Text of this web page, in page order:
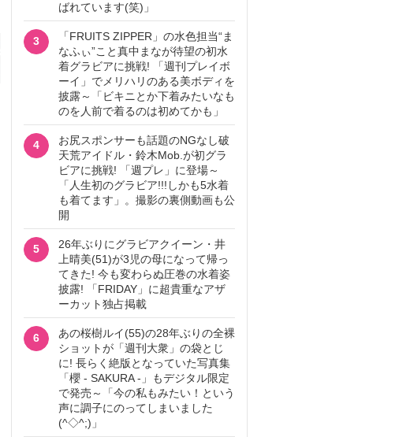
ばれています(笑)」
3
「FRUITS ZIPPER」の水色担当“ま
なふぃ”こと真中まなが待望の初水
着グラビアに挑戦! 「週刊プレイボ
ーイ」でメリハリのある美ボディを
披露～「ビキニとか下着みたいなも
のを人前で着るのは初めてかも」
4
お尻スポンサーも話題のNGなし破
天荒アイドル・鈴木Mob.が初グラ
ビアに挑戦! 「週プレ」に登場～
「人生初のグラビア!!!しかも5水着
も着てます」。撮影の裏側動画も公
開
5
26年ぶりにグラビアクイーン・井
上晴美(51)が3児の母になって帰っ
てきた! 今も変わらぬ圧巻の水着姿
披露! 「FRIDAY」に超貴重なアザ
ーカット独占掲載
6
あの桜樹ルイ(55)の28年ぶりの全裸
ショットが「週刊大衆」の袋とじ
に! 長らく絶版となっていた写真集
「櫻 - SAKURA -」もデジタル限定
で発売～「今の私もみたい！という
声に調子にのってしまいました
(^◇^;)」